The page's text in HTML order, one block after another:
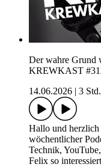
Der wahre Grund
KREWKAST
14.06.2026
3
Hallo und
wöchentlicher
Technik,
Felix so